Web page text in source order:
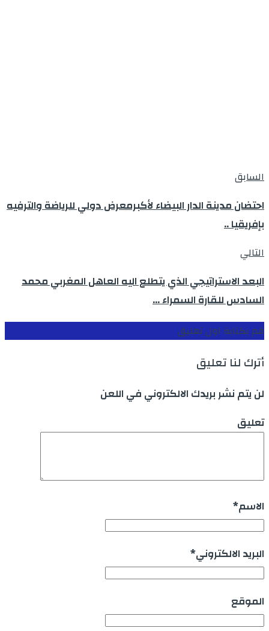
السابق
احتضان مدينة الدار البيضاء لأكبرمعرض دولي للرياضة والترفيه
بإفريقيا ..
التالي
البعد الاستراتيجي الذي يتطلع اليه العاهل المغربي محمد
السادس للقارة السمراء …
قم بكتابة اول تعليق
أترك لنا تعليق
لن يتم نشر بريدك الالكتروني في اللعن
تعليق
الاسم*
البريد الالكتروني*
الموقع